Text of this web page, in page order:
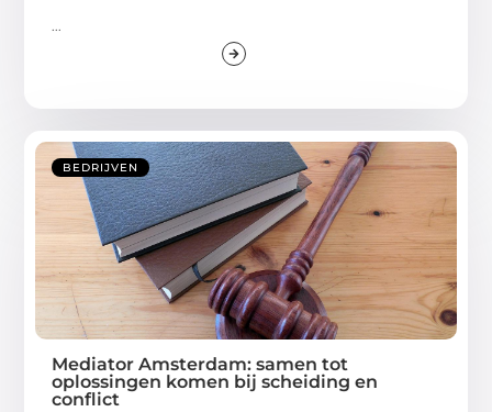
...
BEDRIJVEN
Mediator Amsterdam: samen tot
oplossingen komen bij scheiding en
conflict